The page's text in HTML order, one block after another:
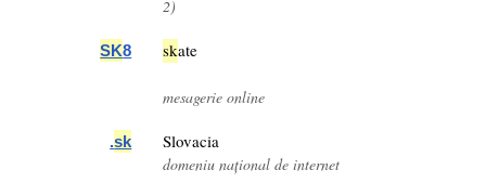
2)
SK8 skate
mesagerie online
.sk Slovacia
domeniu național de internet